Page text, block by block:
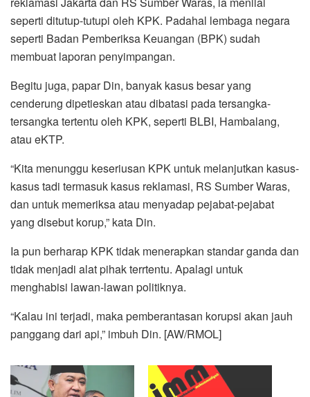
seperti ditutup-tutupi oleh KPK. Padahal lembaga negara
seperti Badan Pemberiksa Keuangan (BPK) sudah
membuat laporan penyimpangan.
Begitu juga, papar Din, banyak kasus besar yang
cenderung dipetieskan atau dibatasi pada tersangka-
tersangka tertentu oleh KPK, seperti BLBI, Hambalang,
atau eKTP.
“Kita menunggu keseriusan KPK untuk melanjutkan kasus-
kasus tadi termasuk kasus reklamasi, RS Sumber Waras,
dan untuk memeriksa atau menyadap pejabat-pejabat
yang disebut korup,” kata Din.
Ia pun berharap KPK tidak menerapkan standar ganda dan
tidak menjadi alat pihak terrtentu. Apalagi untuk
menghabisi lawan-lawan politiknya.
“Kalau ini terjadi, maka pemberantasan korupsi akan jauh
panggang dari api,” imbuh Din. [AW/RMOL]